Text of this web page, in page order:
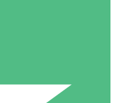
Credits. Keine